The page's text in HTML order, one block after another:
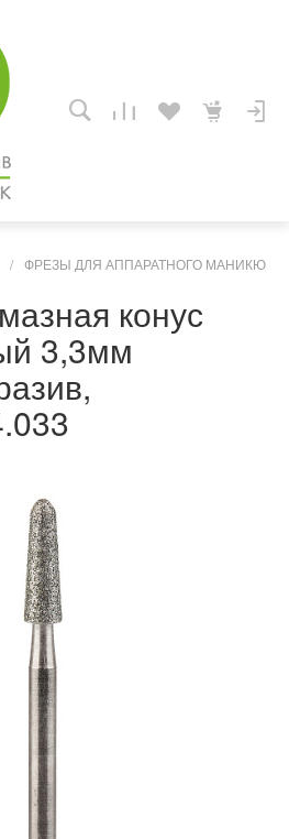
/ ФРЕЗЫ ДЛЯ АППАРАТНОГО
конус
3,3мм